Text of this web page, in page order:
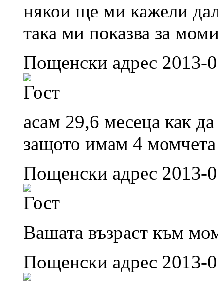
някои ще ми кажели
така ми показва за
Пощенски адрес 2013-
асам 29,6 месеца как
защото имам 4 момчета
Пощенски адрес 2013-
Вашата възраст към
Пощенски адрес 2013-